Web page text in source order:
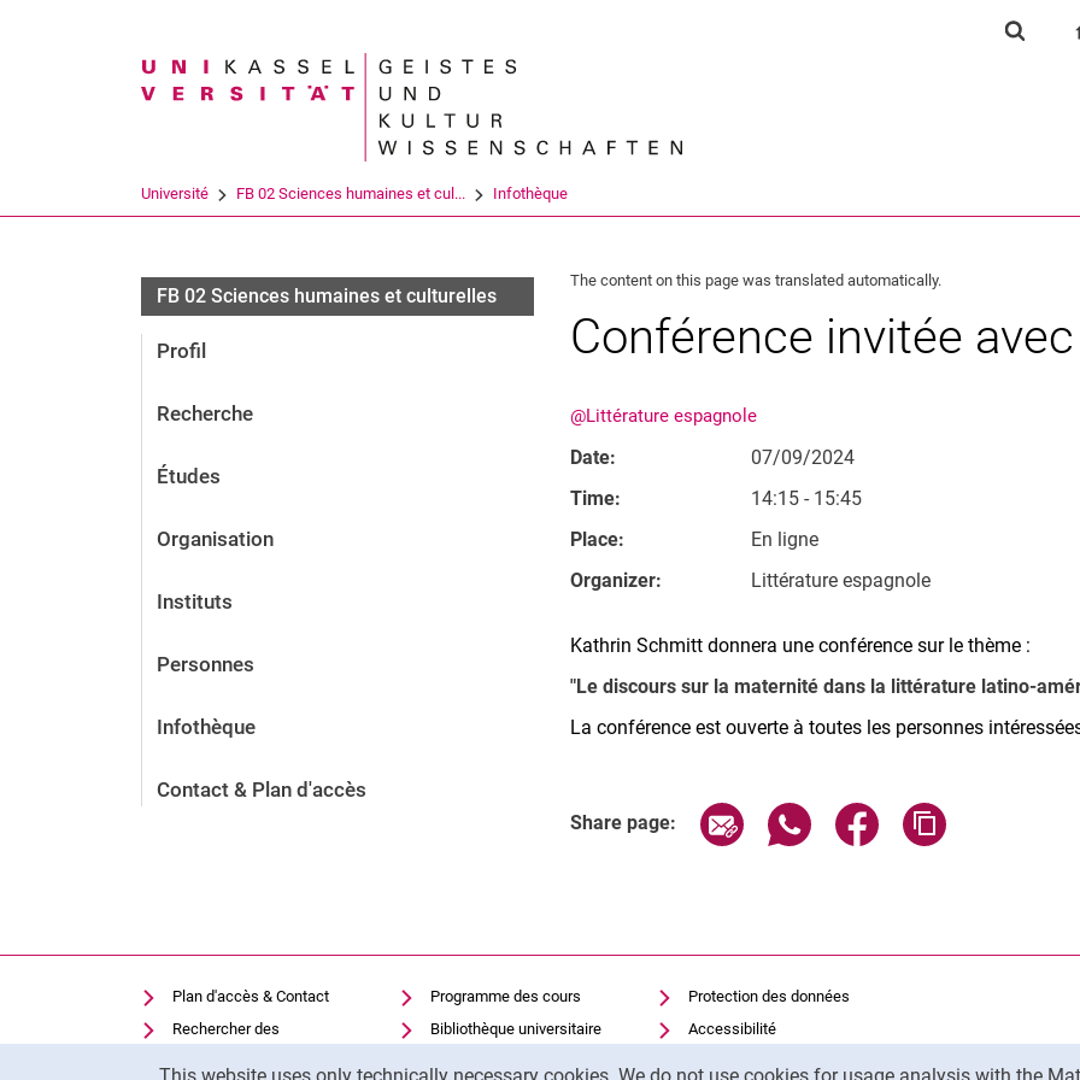
Jump directly to: content
Jump directly to: search
Jump directly to: main
Search term
Université FB 02 Sciences humaines et cul... Infothèque
FB 02 Sciences humaines et culturelles
Profil
Recherche
Études
Organisation
Instituts
Personnes
Infothèque
Contact & Plan d'accès
The content on this page was translated automatically.
Conférence invitée
@Littérature espagnole
Date:
07/09/2024
Time:
14:15 - 15:45
Place:
En ligne
Organizer:
Littérature espagnole
Kathrin Schmitt donnera une conférence sur le thème :
"Le discours sur la maternité dans la littérature latino-
La conférence est ouverte à toutes les personnes
Share page: Share page via email
Share page via WhatsApp
Share page via
Plan d'accès & Contact
Rechercher des
établissements
Programme des cours
Bibliothèque universitaire
Protection des données
Accessibilité